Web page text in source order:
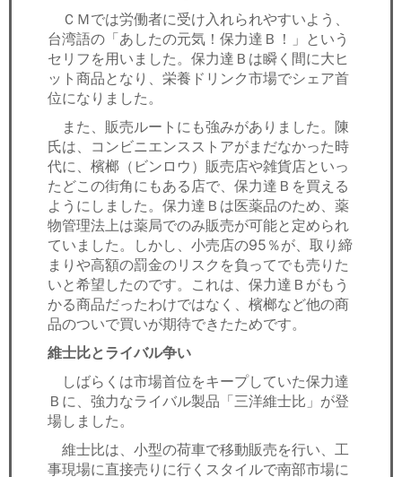
ＣＭでは労働者に受け入れられやすいよう、
台湾語の「あしたの元気！保力達Ｂ！」という
セリフを用いました。保力達Ｂは瞬く間に大ヒ
ット商品となり、栄養ドリンク市場でシェア首
位になりました。
また、販売ルートにも強みがありました。陳
氏は、コンビニエンスストアがまだなかった時
代に、檳榔（ビンロウ）販売店や雑貨店といっ
たどこの街角にもある店で、保力達Ｂを買える
ようにしました。保力達Ｂは医薬品のため、薬
物管理法上は薬局でのみ販売が可能と定められ
ていました。しかし、小売店の95％が、取り締
まりや高額の罰金のリスクを負ってでも売りた
いと希望したのです。これは、保力達Ｂがもう
かる商品だったわけではなく、檳榔など他の商
品のついで買いが期待できたためです。
維士比とライバル争い
しばらくは市場首位をキープしていた保力達
Ｂに、強力なライバル製品「三洋維士比」が登
場しました。
維士比は、小型の荷車で移動販売を行い、工
事現場に直接売りに行くスタイルで南部市場に